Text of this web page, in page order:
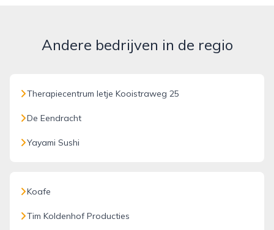
Andere bedrijven in de regio
Therapiecentrum Ietje Kooistraweg 25
De Eendracht
Yayami Sushi
Koafe
Tim Koldenhof Producties